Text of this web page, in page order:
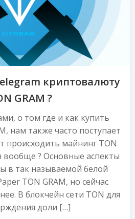
криптовалюту
GRAM ?
о том где и как купить
нам также часто поступает
происходить майнинг TON
вообще ? Основные аспекты
в так называемой белой
TON GRAM, но сейчас
В блокчейн сети TON для
доли […]